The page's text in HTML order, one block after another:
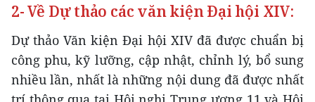
2- Về Dự thảo các văn kiện Đại hội XIV:
Dự thảo Văn kiện Đại hội XIV đã được chuẩn bị
công phu, kỹ lưỡng, cập nhật, chỉnh lý, bổ sung
nhiều lần, nhất là những nội dung đã được nhất